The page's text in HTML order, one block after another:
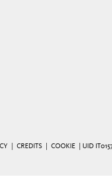
CREDITS COOKIE | UID